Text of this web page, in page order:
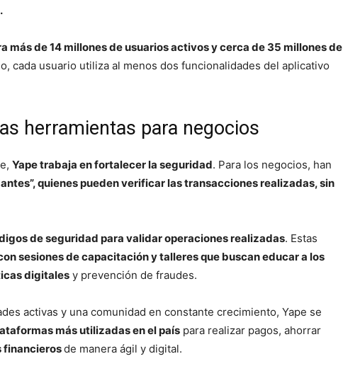
más de 14 millones de usuarios activos y cerca de 35 millones de
cada usuario utiliza al menos dos funcionalidades del aplicativo
herramientas para negocios
Yape trabaja en fortalecer la seguridad. Para los negocios, han
quienes pueden verificar las transacciones realizadas, sin
de seguridad para validar operaciones realizadas. Estas
sesiones de capacitación y talleres que buscan educar a los
digitales y prevención de fraudes.
activas y una comunidad en constante crecimiento, Yape se
más utilizadas en el país para realizar pagos, ahorrar
financierosde manera ágil y digital.